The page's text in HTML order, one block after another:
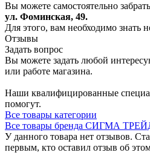
Вы можете самостоятельно
ул. Фоминская, 49.
Для этого, вам необходимо
Отзывы
Задать вопрос
Вы можете задать любой
или работе магазина.
Наши квалифицированные
помогут.
Все товары категории
Все товары бренда СИГМА
У данного товара нет отзывов.
первым, кто оставил отзыв об